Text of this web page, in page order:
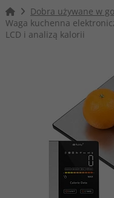
Dobra używane w
Waga kuchenna
LCD i analizą kalorii